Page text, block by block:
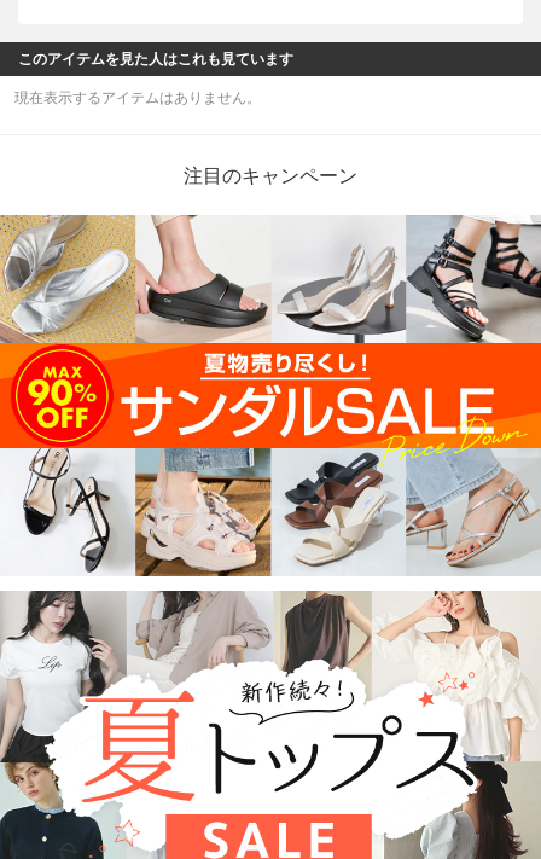
このアイテムを見た人はこれも見ています
現在表示するアイテムはありません。
注目のキャンペーン